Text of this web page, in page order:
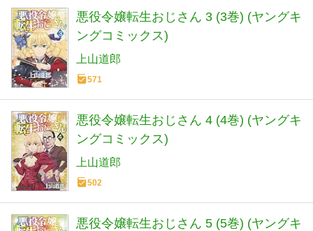
悪役令嬢転生おじさん 3 (3巻) (ヤングキ
ングコミックス)
上山道郎
571
悪役令嬢転生おじさん 4 (4巻) (ヤングキ
ングコミックス)
上山道郎
502
悪役令嬢転生おじさん 5 (5巻) (ヤングキ